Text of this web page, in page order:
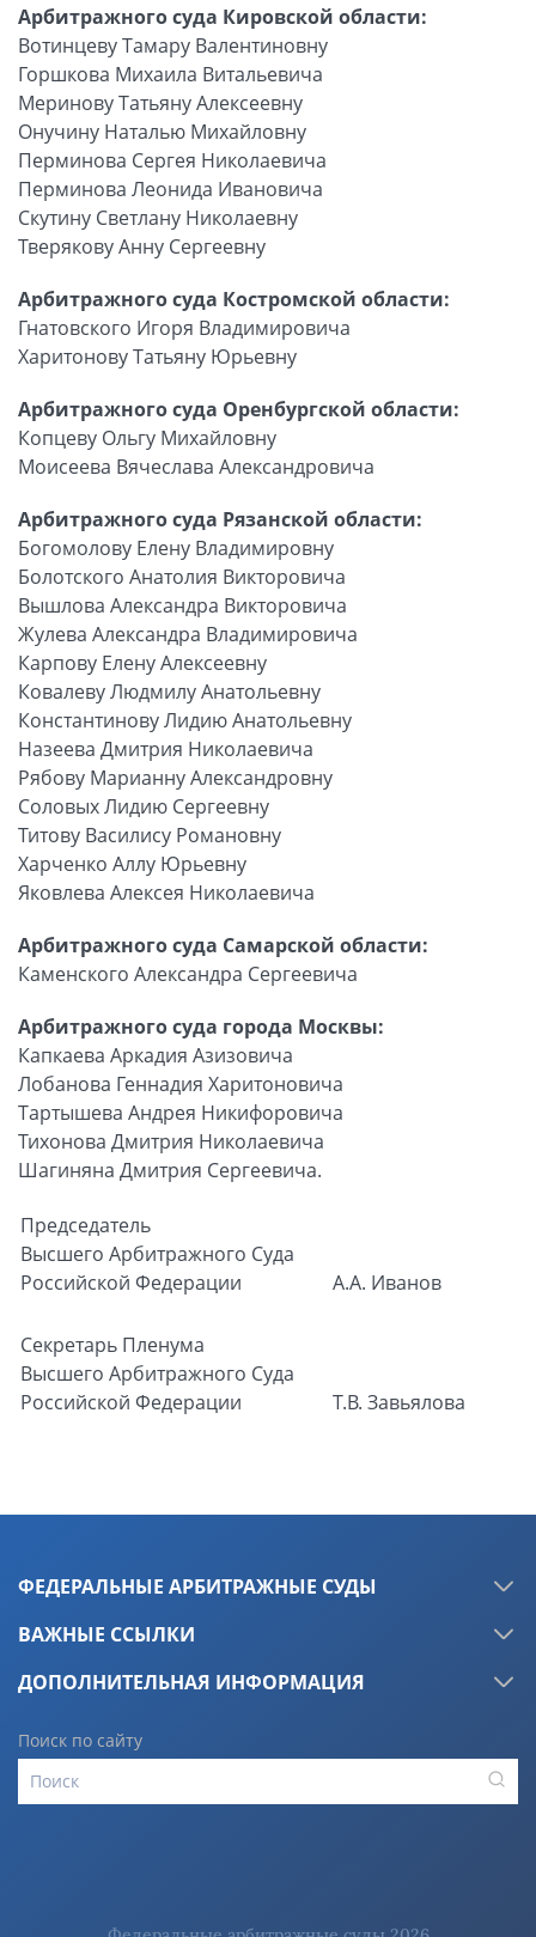
Арбитражного суда Кировской области:
Вотинцеву Тамару Валентиновну
Горшкова Михаила Витальевича
Меринову Татьяну Алексеевну
Онучину Наталью Михайловну
Перминова Сергея Николаевича
Перминова Леонида Ивановича
Скутину Светлану Николаевну
Тверякову Анну Сергеевну
Арбитражного суда Костромской области:
Гнатовского Игоря Владимировича
Харитонову Татьяну Юрьевну
Арбитражного суда Оренбургской области:
Копцеву Ольгу Михайловну
Моисеева Вячеслава Александровича
Арбитражного суда Рязанской области:
Богомолову Елену Владимировну
Болотского Анатолия Викторовича
Вышлова Александра Викторовича
Жулева Александра Владимировича
Карпову Елену Алексеевну
Ковалеву Людмилу Анатольевну
Константинову Лидию Анатольевну
Назеева Дмитрия Николаевича
Рябову Марианну Александровну
Соловых Лидию Сергеевну
Титову Василису Романовну
Харченко Аллу Юрьевну
Яковлева Алексея Николаевича
Арбитражного суда Самарской области:
Каменского Александра Сергеевича
Арбитражного суда города Москвы:
Капкаева Аркадия Азизовича
Лобанова Геннадия Харитоновича
Тартышева Андрея Никифоровича
Тихонова Дмитрия Николаевича
Шагиняна Дмитрия Сергеевича.
Председатель
Высшего Арбитражного Суда
Российской Федерации
А.А. Иванов
Секретарь Пленума
Высшего Арбитражного Суда
Российской Федерации
Т.В. Завьялова
ФЕДЕРАЛЬНЫЕ АРБИТРАЖНЫЕ СУДЫ
ВАЖНЫЕ ССЫЛКИ
ДОПОЛНИТЕЛЬНАЯ ИНФОРМАЦИЯ
Поиск по сайту